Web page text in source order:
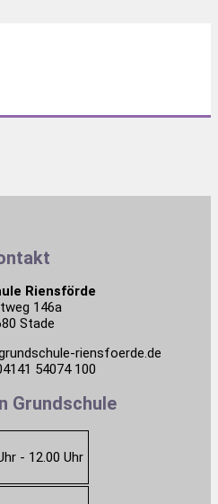
Riensförde
146a
Stade
riensfoerde.de
54074 100
Grundschule
- 12.00 Uhr